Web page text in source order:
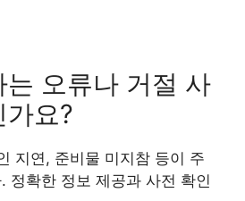
오류나 거절 사
가요?
지연, 준비물 미지참 등이 주
정확한 정보 제공과 사전 확인